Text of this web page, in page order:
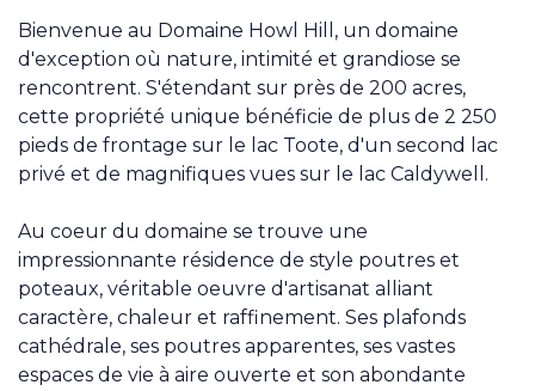
Bienvenue au Domaine Howl Hill, un domaine
d'exception où nature, intimité et grandiose se
rencontrent. S'étendant sur près de 200 acres,
cette propriété unique bénéficie de plus de 2 250
pieds de frontage sur le lac Toote, d'un second lac
privé et de magnifiques vues sur le lac Caldywell.
Au coeur du domaine se trouve une
impressionnante résidence de style poutres et
poteaux, véritable oeuvre d'artisanat alliant
caractère, chaleur et raffinement. Ses plafonds
cathédrale, ses poutres apparentes, ses vastes
espaces de vie à aire ouverte et son abondante